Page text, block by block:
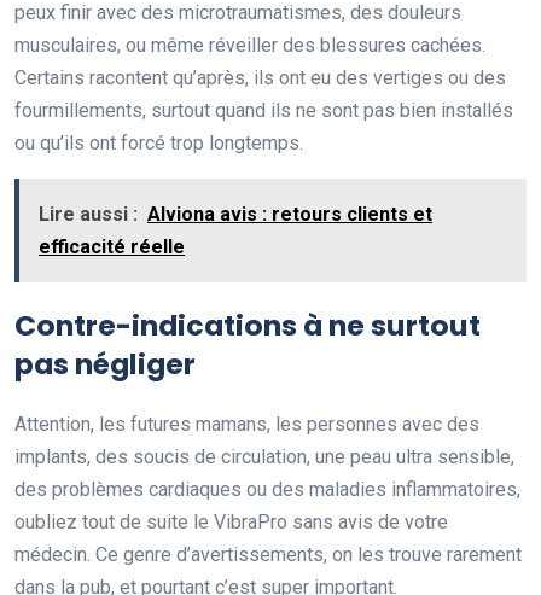
peux finir avec des microtraumatismes, des douleurs
musculaires, ou même réveiller des blessures cachées.
Certains racontent qu’après, ils ont eu des vertiges ou des
fourmillements, surtout quand ils ne sont pas bien installés
ou qu’ils ont forcé trop longtemps.
Lire aussi : Alviona avis : retours clients et
efficacité réelle
Contre-indications à ne surtout
pas négliger
Attention, les futures mamans, les personnes avec des
implants, des soucis de circulation, une peau ultra sensible,
des problèmes cardiaques ou des maladies inflammatoires,
oubliez tout de suite le VibraPro sans avis de votre
médecin. Ce genre d’avertissements, on les trouve rarement
dans la pub, et pourtant c’est super important.